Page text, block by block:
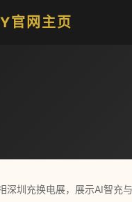
官网主页
深圳充换电展，展示AI智充